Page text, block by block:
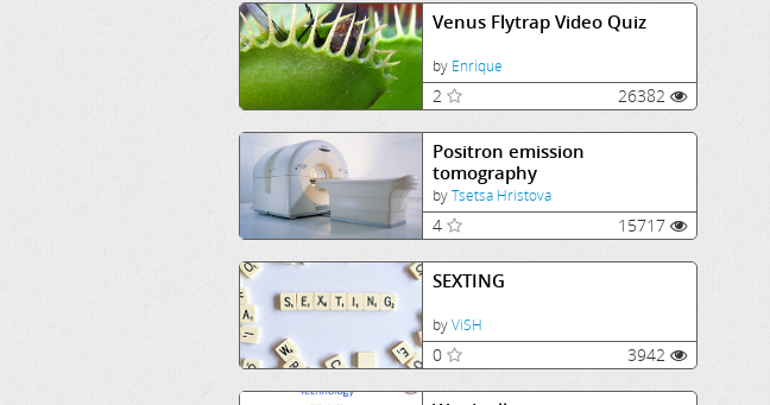
Venus Flytrap Video Quiz
by Enrique
2 26382
Positron emission
tomography
byTsetsa Hristova
4 15717
SEXTING
byViSH
0 3942